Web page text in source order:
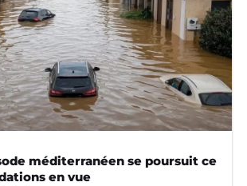
méditerranéen se poursuit ce
en vue